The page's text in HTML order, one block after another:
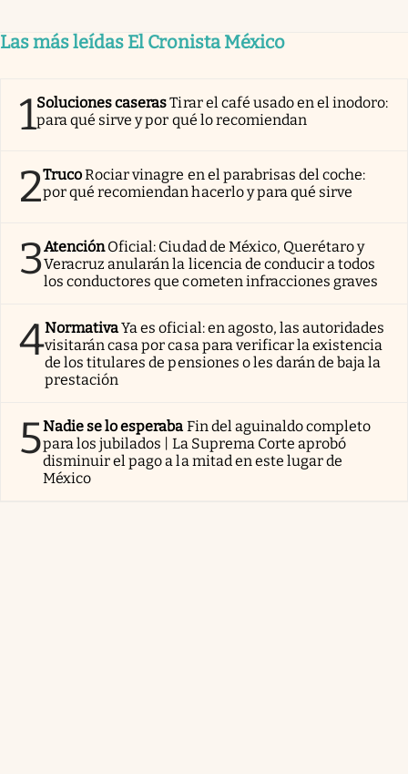
Las más leídas El Cronista México
1Soluciones caserasTirar el café usado en el inodoro:
para qué sirve y por qué lo recomiendan
2TrucoRociar vinagre en el parabrisas del coche:
por qué recomiendan hacerlo y para qué sirve
3AtenciónOficial: Ciudad de México, Querétaro y
Veracruz anularán la licencia de conducir a todos
los conductores que cometen infracciones graves
4NormativaYa es oficial: en agosto, las autoridades
visitarán casa por casa para verificar la existencia
de los titulares de pensiones o les darán de baja la
prestación
5Nadie se lo esperaba Fin del aguinaldo completo
para los jubilados | La Suprema Corte aprobó
disminuir el pago a la mitad en este lugar de
México